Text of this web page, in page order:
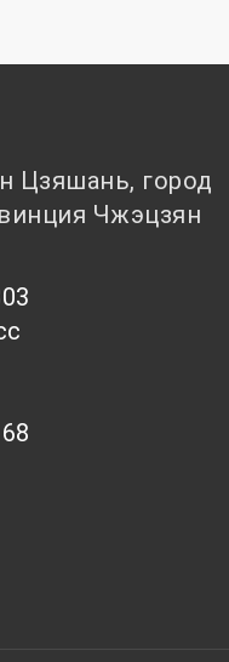
Цзяшань, город
Чжэцзян